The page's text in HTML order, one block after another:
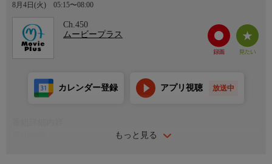
8月4日(火) 05:15〜08:00
Ch.450
ムービープラス
もっと見る
カレンダー登録 アプリ視聴 放送中